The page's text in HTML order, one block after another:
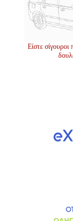
Είστε